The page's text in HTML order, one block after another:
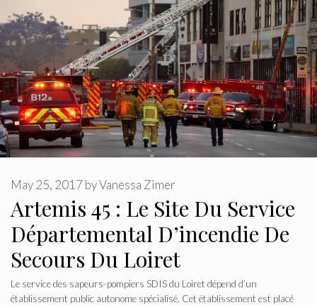
Artemis 45 : Le Site Du Service
Départemental D’incendie De
Secours Du Loiret
May 25, 2017 byVanessa Zimer
Le service des sapeurs-pompiers SDIS du Loiret dépend d’un
établissement public autonome spécialisé. Cet établissement est placé